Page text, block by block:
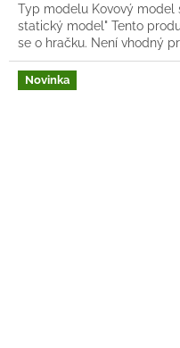
Typ modelu Kovový model
statický model" Tento
se o hračku. Není vhodný
Novinka